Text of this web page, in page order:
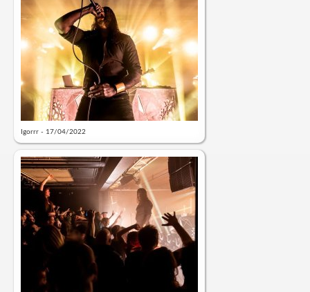
Igorrr - 17/04/2022